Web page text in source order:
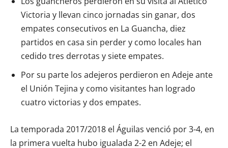
Victoria y llevan cinco jornadas sin ganar, dos
empates consecutivos en La Guancha, diez
partidos en casa sin perder y como locales han
cedido tres derrotas y siete empates.
Por su parte los adejeros perdieron en Adeje ante
el Unión Tejina y como visitantes han logrado
cuatro victorias y dos empates.
La temporada 2017/2018 el Águilas venció por 3-4, en
la primera vuelta hubo igualada 2-2 en Adeje; el